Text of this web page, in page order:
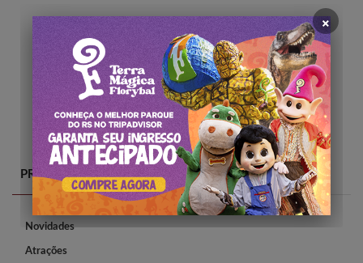
PRINCIPAIS CATEGORIAS
Novidades
Atrações
×